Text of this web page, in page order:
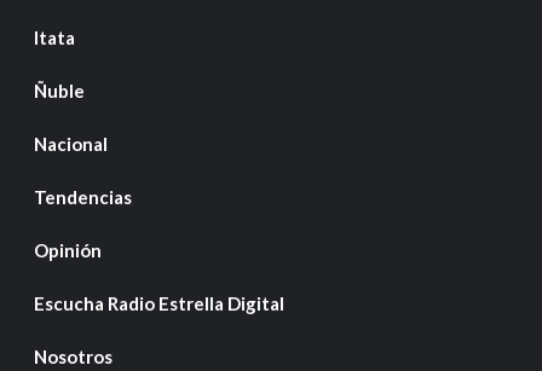
Itata
Ñuble
Nacional
Tendencias
Opinión
Escucha Radio Estrella Digital
Nosotros